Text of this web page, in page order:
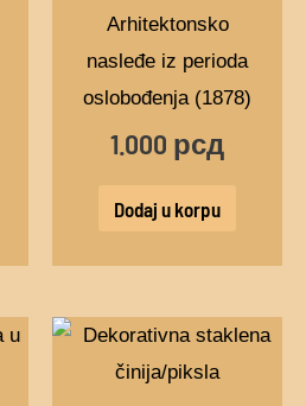
Arhitektonsko
nasleđe iz perioda
oslobođenja (1878)
1.000 рсд
Dodaj u korpu